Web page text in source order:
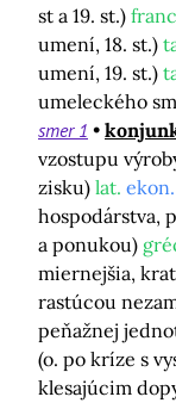
st a 19. st.)
umení, 18. st.)
umení, 19. st.)
umeleckého
smer 1
vzostupu
zisku) lat. ekon.
hospodárstva,
a ponukou)
miernejšia,
rastúcou
peňažnej
(o. po kríze s
klesajúcim